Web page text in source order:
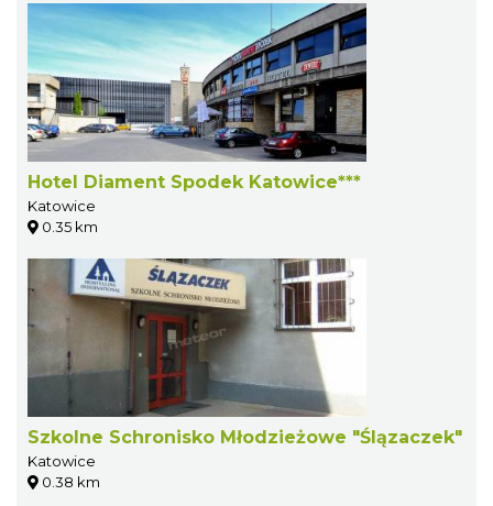
Hotel Diament Spodek Katowice***
Katowice
0.35 km
Szkolne Schronisko Młodzieżowe "Ślązaczek"
Katowice
0.38 km